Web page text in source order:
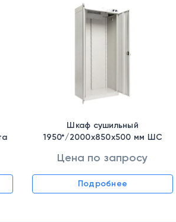
Шкаф сушильный
1950*/2000x850x500 мм ШС
S30799021002
Цена по запросу
Подробнее